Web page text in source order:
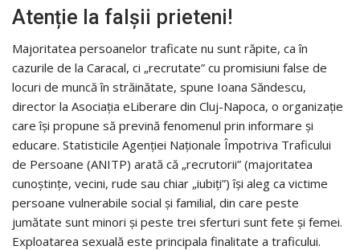
Atenție la falșii prieteni!
Majoritatea persoanelor traficate nu sunt răpite, ca în
cazurile de la Caracal, ci „recrutate” cu promisiuni false de
locuri de muncă în străinătate, spune Ioana Săndescu,
director la Asociația eLiberare din Cluj-Napoca, o organizație
care își propune să prevină fenomenul prin informare și
educare. Statisticile Agenției Naționale Împotriva Traficului
de Persoane (ANITP) arată că „recrutorii” (majoritatea
cunoștin­țe, vecini, rude sau chiar „iubiți”) își aleg ca victime
persoane vulnerabile social și familial, din care peste
jumătate sunt minori și peste trei sferturi sunt fete și femei.
Exploatarea sexuală este principala finalitate a traficului.